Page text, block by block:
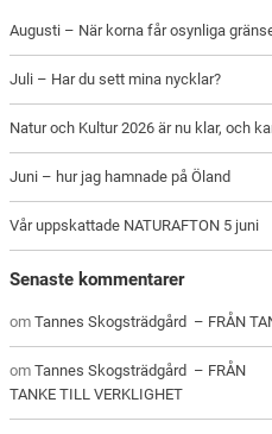
Augusti – När korna får osynliga
Juli – Har du sett mina nycklar?
Natur och Kultur 2026 är nu klar, och
Juni – hur jag hamnade på Öland
Vår uppskattade NATURAFTON 5 juni
Senaste kommentarer
omTannes Skogsträdgård – FRÅN
omTannes Skogsträdgård – FRÅN
TANKE TILL VERKLIGHET